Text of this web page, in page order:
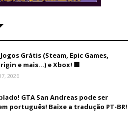
Grátis (Steam, Epic Games,
e mais...) e Xbox! 🟩
2026
GTA San Andreas pode ser
português! Baixe a tradução PT-BR!